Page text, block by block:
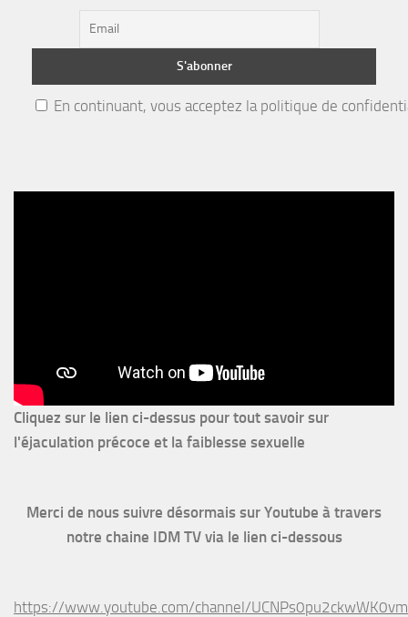
En continuant, vous acceptez la politique de
Cliquez sur le lien ci-dessus pour tout savoir sur
l'éjaculation précoce et la faiblesse sexuelle
Merci de nous suivre désormais sur Youtube à travers
notre chaine IDM TV via le lien ci-dessous
https://www.youtube.com/channel/